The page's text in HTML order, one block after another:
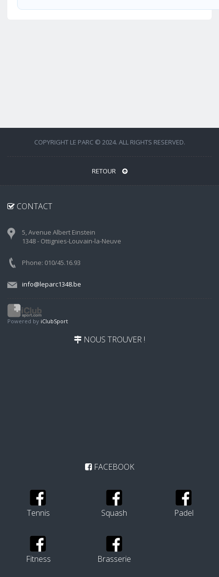
COPYRIGHT LE PARC © 2024. ALL RIGHTS RESERVED.
RETOUR
CONTACT
5, Avenue Albert Einstein
1348 - Ottignies-Louvain-la-Neuve
Phone: 010/45.16.93
info@leparc1348.be
Powered by iClubSport
NOUS TROUVER !
FACEBOOK
Tennis Squash Padel
Fitness Brasserie